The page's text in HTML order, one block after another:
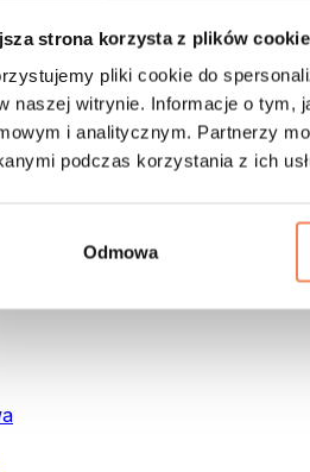
strona korzysta z plików cookie
pliki cookie do
naszej witrynie. Informacje o tym,
i analitycznym. Partnerzy
podczas korzystania z ich
Odmowa